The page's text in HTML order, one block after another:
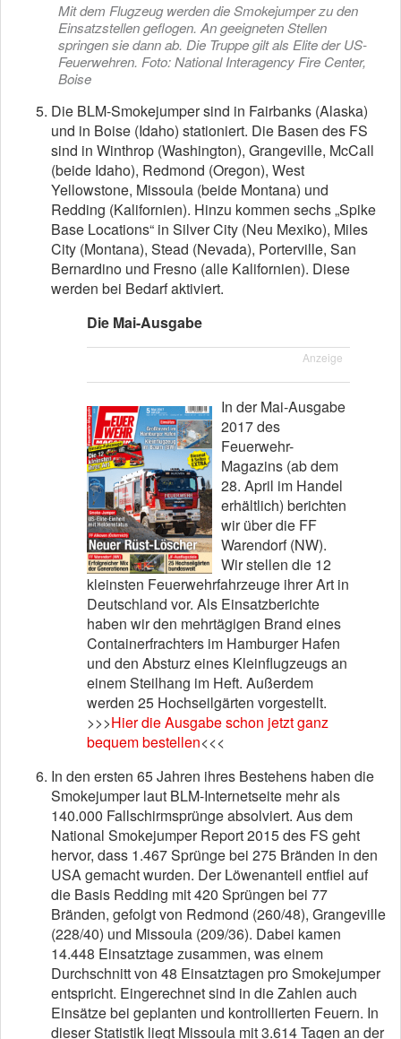
Mit dem Flugzeug werden die Smokejumper zu den
Einsatzstellen geflogen. An geeigneten Stellen
springen sie dann ab. Die Truppe gilt als Elite der US-
Feuerwehren. Foto: National Interagency Fire Center,
Boise
Die BLM-Smokejumper sind in Fairbanks (Alaska)
und in Boise (Idaho) stationiert. Die Basen des FS
sind in Winthrop (Washington), Grangeville, McCall
(beide Idaho), Redmond (Oregon), West
Yellowstone, Missoula (beide Montana) und
Redding (Kalifornien). Hinzu kommen sechs „Spike
Base Locations“ in Silver City (Neu Mexiko), Miles
City (Montana), Stead (Nevada), Porterville, San
Bernardino und Fresno (alle Kalifornien). Diese
werden bei Bedarf aktiviert.
Die Mai-Ausgabe
Anzeige
In der Mai-Ausgabe
2017 des
Feuerwehr-
Magazins (ab dem
28. April im Handel
erhältlich) berichten
wir über die FF
Warendorf (NW).
Wir stellen die 12
kleinsten Feuerwehrfahrzeuge ihrer Art in
Deutschland vor. Als Einsatzberichte
haben wir den mehrtägigen Brand eines
Containerfrachters im Hamburger Hafen
und den Absturz eines Kleinflugzeugs an
einem Steilhang im Heft. Außerdem
werden 25 Hochseilgärten vorgestellt.
>>>Hier die Ausgabe schon jetzt ganz
bequem bestellen<<<
In den ersten 65 Jahren ihres Bestehens haben die
Smokejumper laut BLM-Internetseite mehr als
140.000 Fallschirmsprünge absolviert. Aus dem
National Smokejumper Report 2015 des FS geht
hervor, dass 1.467 Sprünge bei 275 Bränden in den
USA gemacht wurden. Der Löwenanteil entfiel auf
die Basis Redding mit 420 Sprüngen bei 77
Bränden, gefolgt von Redmond (260/48), Grangeville
(228/40) und Missoula (209/36). Dabei kamen
14.448 Einsatztage zusammen, was einem
Durchschnitt von 48 Einsatztagen pro Smokejumper
entspricht. Eingerechnet sind in die Zahlen auch
Einsätze bei geplanten und kontrollierten Feuern. In
dieser Statistik liegt Missoula mit 3.614 Tagen an der